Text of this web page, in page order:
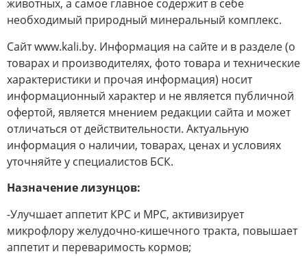
животных, а самое главное содержит в себе
необходимый природный минеральный комплекс.
Сайт www.kali.by. Информация на сайте и в разделе (о
товарах и производителях, фото товара и технические
характеристики и прочая информация) носит
информационный характер и не является публичной
офертой, является мнением редакции сайта и может
отличаться от действительности. Актуальную
информация о наличии, товарах, ценах и условиях
уточняйте у специалистов БСК.
Назначение лизунцов:
-Улучшает аппетит КРС и МРС, активизирует
микрофлору желудочно-кишечного тракта, повышает
аппетит и переваримость кормов;